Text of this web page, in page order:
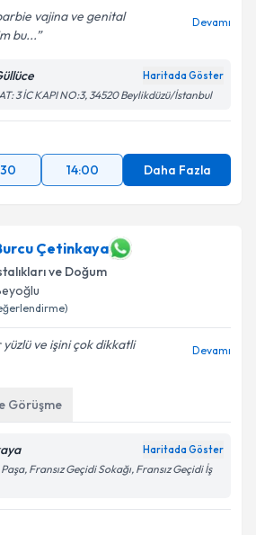
işlenmesine ilişkin
Aydınlatma
ve kişisel verilerimin belirtilen
Takvim Talebini Gönder
vajina ve genital
bu...
Devamı
Haritada Göster
3 İC KAPI NO:3, 34520 Beylikdüzü/İstanbul
14:00 Daha Fazla
Çetinkaya
ve Doğum
ve işini çok dikkatli
Devamı
Görüşme
Haritada Göster
Fransız Geçidi Sokağı, Fransız Geçidi İş